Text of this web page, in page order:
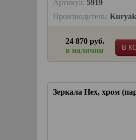
Артикул: 5919
Производитель:
В
24 870 руб.
в наличии
Зеркала Hex, хром